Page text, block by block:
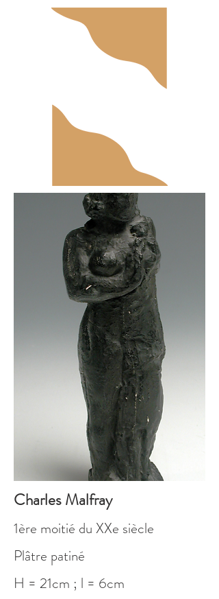
Charles Malfray
1ère moitié du XXe siècle
Plâtre patiné
H = 21cm ; l = 6cm